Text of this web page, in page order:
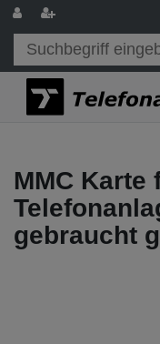
MMC Karte
gebraucht